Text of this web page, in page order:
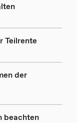
Teilrente
der
beachten